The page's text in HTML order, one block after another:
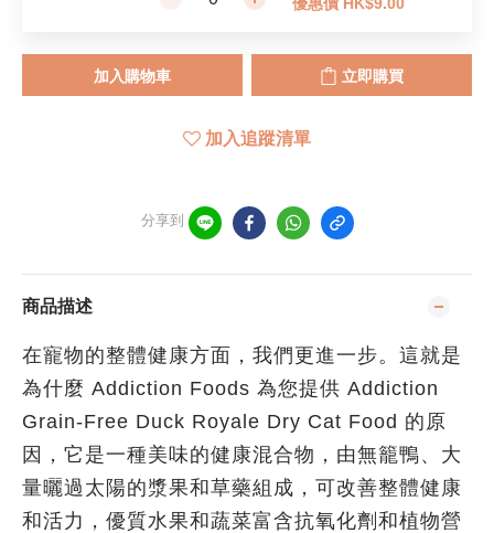
加入購物車 立即購買
加入追蹤清單
分享到
商品描述
在寵物的整體健康方面，我們更進一步。這就是
為什麼 Addiction Foods 為您提供 Addiction
Grain-Free Duck Royale Dry Cat Food 的原
因，它是一種美味的健康混合物，由無籠鴨、大
量曬過太陽的漿果和草藥組成，可改善整體健康
和活力，優質水果和蔬菜富含抗氧化劑和植物營